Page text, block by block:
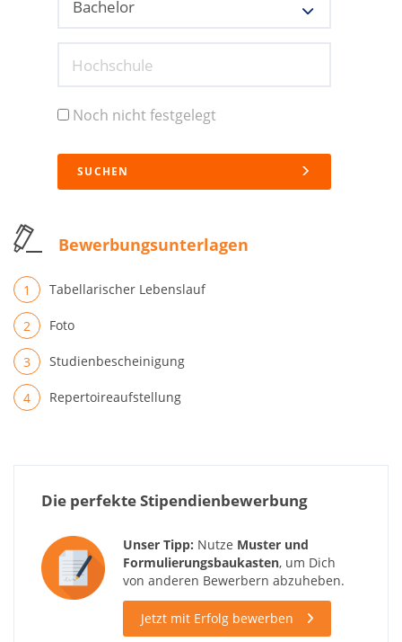
Hochschule
Noch nicht festgelegt
SUCHEN
Bewerbungsunterlagen
Tabellarischer Lebenslauf
Foto
Studienbescheinigung
Repertoireaufstellung
Die perfekte Stipendienbewerbung
Unser Tipp: Nutze Muster und
Formulierungsbaukasten, um Dich
von anderen Bewerbern abzuheben.
Jetzt mit Erfolg bewerben